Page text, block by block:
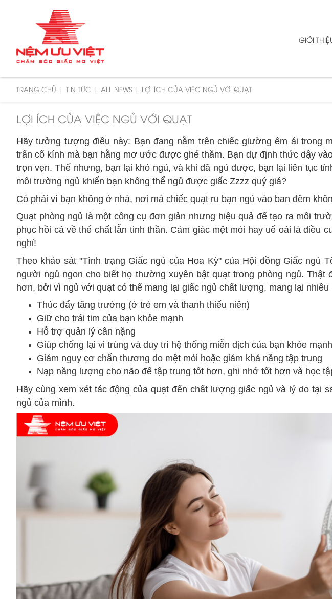
GIỚI
TRANG CHỦ TIN TỨC ALL NEWS LỢI ÍCH CỦA VIỆC NGỦ VỚI QUẠT
LỢI ÍCH CỦA VIỆC NGỦ VỚI QUẠT
Hãy tưởng tượng điều này: Bạn đang nằm trên chiếc giường êm ái trong
trấn cổ kính mà bạn hằng mơ ước được ghé thăm. Bạn dự định thức dậy
trọn vẹn. Thế nhưng, bạn lại khó ngủ, và khi đã ngủ được, bạn lại liên tục
môi trường ngủ khiến bạn không thể ngủ được giấc Zzzz quý giá?
Có phải vì bạn không ở nhà, nơi mà chiếc quạt ru bạn ngủ vào ban đêm
Quạt phòng ngủ là một công cụ đơn giản nhưng hiệu quả để tạo ra môi
phục hồi cả về thể chất lẫn tinh thần. Cảm giác mệt mỏi hay uể oải là điều
nghỉ!
Theo khảo sát "Tình trạng Giấc ngủ của Hoa Kỳ" của Hội đồng Giấc ngủ
người ngủ ngon cho biết họ thường xuyên bật quạt trong phòng ngủ. Thật
hơn, bởi vì ngủ với quạt có thể mang lại giấc ngủ chất lượng, mang lại
Thúc đẩy tăng trưởng (ở trẻ em và thanh thiếu niên)
Giữ cho trái tim của bạn khỏe mạnh
Hỗ trợ quản lý cân nặng
Giúp chống lại vi trùng và duy trì hệ thống miễn dịch của bạn khỏe mạnh
Giảm nguy cơ chấn thương do mệt mỏi hoặc giảm khả năng tập trung
Nạp năng lượng cho não để tập trung tốt hơn, ghi nhớ tốt hơn và học
Hãy cùng xem xét tác động của quạt đến chất lượng giấc ngủ và lý do tại
ngủ của mình.